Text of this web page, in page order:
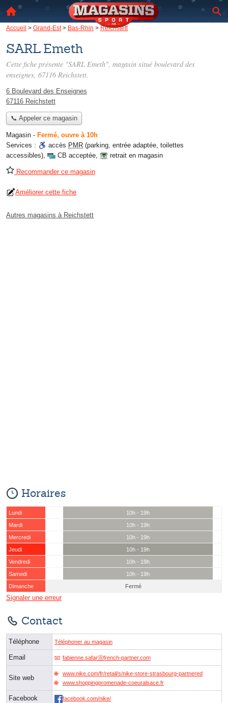
Accueil > Grand-Est> Bas-Rhin > Reichstett
SARL Emeth
Cette fiche présente "SARL Emeth", magasin situé boulevard des
enseignes, 67116 Reichstett.
6 Boulevard des Enseignes
67116 Reichstett
📞 Appeler ce magasin
Magasin - Fermé, ouvre à 10h
Services :
accès PMR (parking, entrée adaptée, toilettes
accessibles), CB acceptée, retrait en magasin
Recommander ce magasin
Améliorer cette fiche
Autres magasins à Reichstett
Horaires
Lundi
10h - 19h
Mardi
10h - 19h
Mercredi
10h - 19h
Jeudi
10h - 19h
Vendredi
10h - 19h
Samedi
10h - 19h
Dimanche
Fermé
Signaler une erreur
Contact
Téléphone Téléphoner au magasin
Email fabienne.safarⓐfrench-partner.com
Site web
www.nike.com/fr/retail/s/nike-store-strasbourg-partnered
www.shoppingpromenade-coeuralsace.fr
Facebook facebook.com/nike/